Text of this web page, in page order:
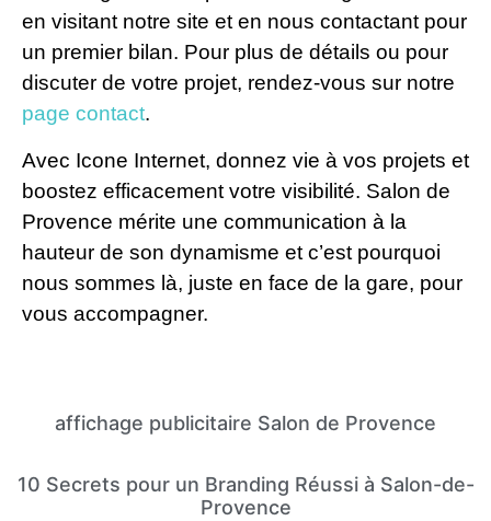
en visitant notre site et en nous contactant pour
un premier bilan. Pour plus de détails ou pour
discuter de votre projet, rendez-vous sur notre
page contact.
Avec Icone Internet, donnez vie à vos projets et
boostez efficacement votre visibilité. Salon de
Provence mérite une communication à la
hauteur de son dynamisme et c’est pourquoi
nous sommes là, juste en face de la gare, pour
vous accompagner.
affichage publicitaire Salon de Provence
10 Secrets pour un Branding Réussi à Salon-de-
Provence